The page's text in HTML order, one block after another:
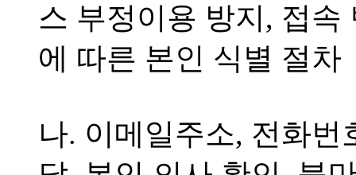
스 부정이용 방지, 접
에 따른 본인 식별 절차
나. 이메일주소, 전화